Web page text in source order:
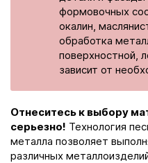
формовочных
окалин,
обработка
поверхностной,
зависит от
Отнеситесь к выбору
серьезно! Технология
металла позволяет
различных